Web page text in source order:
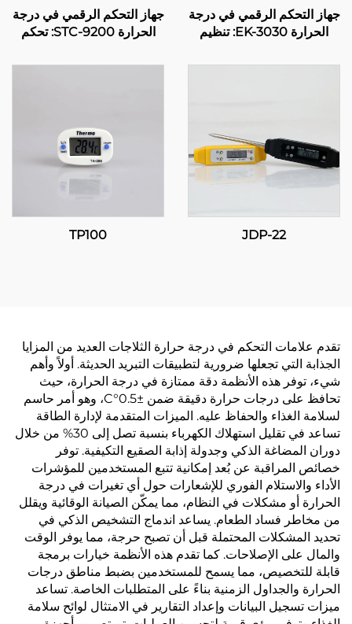
جهاز التحكم الرقمي في درجة
الحرارة EK-3030: تنظيم
للتطبيقات الصناعية والتجارية
جهاز التحكم الرقمي في درجة
الحرارة STC-9200: تحكم
درجة الحرارة للتطبيقات
JDP-22
TP100
تقدم علامات التحكم في درجة حرارة الثلاجات العديد من المزايا
الجذابة التي تجعلها ضرورية لتطبيقات التبريد الحديثة. أولاً وأهم
شيء، توفر هذه الأنظمة دقة ممتازة في درجة الحرارة، حيث
تحافظ على درجات حرارة دقيقة ضمن ±0.5°C، وهو أمر حاسم
لسلامة الغذاء والحفاظ عليه. الميزات المتقدمة لإدارة الطاقة
تساعد في تقليل استهلاك الكهرباء بنسبة تصل إلى 30% من خلال
دوران المضاغة الذكي وجدولة إذابة الصقيع التكيفية. توفر
خصائص المراقبة عن بُعد إمكانية تتبع المستخدمين للمؤشرات
الأداء والاستلام الفوري للإشعارات حول أي تغيرات في درجة
الحرارة أو مشكلات في النظام، مما يمكّن الصيانة الوقائية ويقلل
من مخاطر فساد الطعام. يساعد اندماج التشخيص الذكي في
تحديد المشكلات المحتملة قبل أن تصبح حرجة، مما يوفر الوقت
والمال على الإصلاحات. كما تقدم هذه الأنظمة خيارات برمجة
قابلة للتخصيص، مما يسمح للمستخدمين بضبط مناطق درجات
الحرارة والجداول الزمنية بناءً على المتطلبات الخاصة. تساعد
ميزات تسجيل البيانات وإعداد التقارير في الامتثال لوائح سلامة